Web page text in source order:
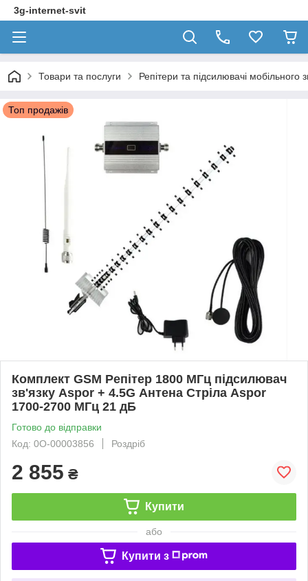
3g-internet-svit
Товари та послуги Репітери та підсилювачі мобільного
Топ продажів
Комплект GSM Репітер 1800 МГц підсилювач
зв'язку Aspor + 4.5G Антена Стріла Aspor
1700-2700 МГц 21 дБ
Готово до відправки
Код: 0О-00003856
Роздріб
2 855 ₴
Купити
або
Купити з